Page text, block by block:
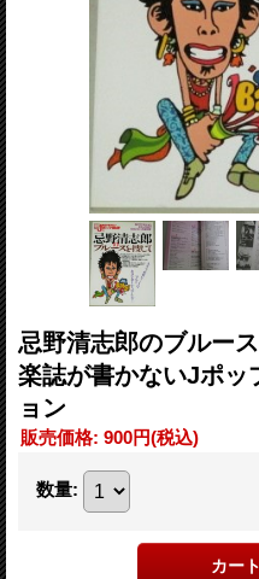
忌野清志郎のブルー
楽誌が書かないJポッ
ョン
販売価格: 900円(税込)
数量: